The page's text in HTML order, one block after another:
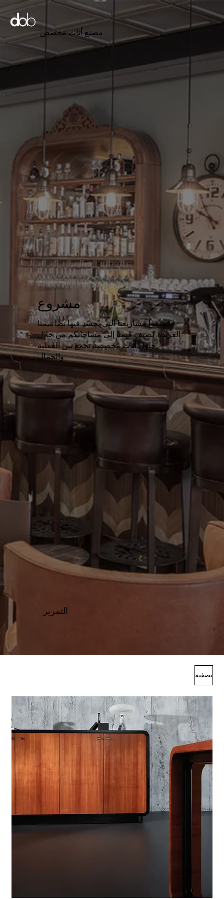
مصنع أثاث مخصص
مشروع
اكتشفوا مشاريعنا التي نُجسّد فيها تصاميمنا
الفريدة. نُضيف قيمةً إلى مساحاتكم من خلال
حلول أثاث مُخصصة تجمع بين العملية
والجمال.
التمرير
تصفية